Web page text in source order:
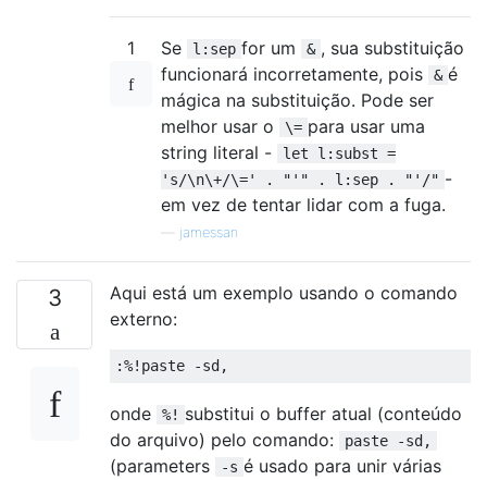
1 Se l:sep for um & , sua substituição
funcionará incorretamente, pois
& é
mágica na substituição. Pode ser
melhor usar o
\= para usar uma
string literal -
let l:subst =
's/\n\+/\=' . "'" . l:sep . "'/" -
em vez de tentar lidar com a fuga.
jamessan
3
Aqui está um exemplo usando o comando
externo:
onde %! substitui o buffer atual (conteúdo
do arquivo) pelo comando:
paste -sd,
(parameters -s é usado para unir várias